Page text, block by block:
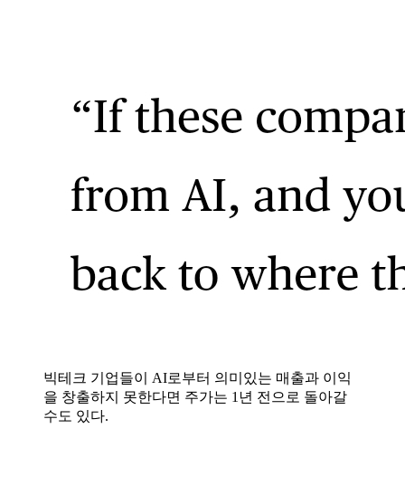
빅테크 기업들이 AI로부터 의미있는 매출과 이익
을 창출하지 못한다면 주가는 1년 전으로 돌아갈
수도 있다.